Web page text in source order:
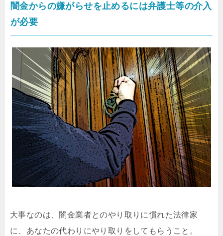
闇金からの嫌がらせを止めるには弁護士等の介入
が必要
大事なのは、闇金業者とのやり取りに慣れた法律家
に、あなたの代わりにやり取りをしてもらうこと。